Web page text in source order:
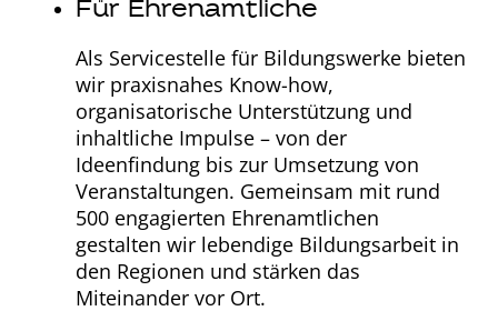
Für Ehrenamtliche
Als Servicestelle für Bildungswerke bieten
wir praxisnahes Know-how,
organisatorische Unterstützung und
inhaltliche Impulse – von der
Ideenfindung bis zur Umsetzung von
Veranstaltungen. Gemeinsam mit rund
500 engagierten Ehrenamtlichen
gestalten wir lebendige Bildungsarbeit in
den Regionen und stärken das
Miteinander vor Ort.